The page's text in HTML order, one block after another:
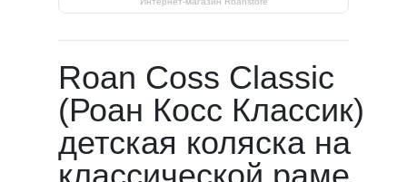
Roan Coss Classic
(Роан Косс Классик)
детская коляска на